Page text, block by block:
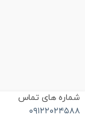
های تماس